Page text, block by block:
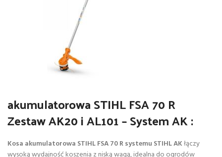
akumulatorowa STIHL FSA 70 R
Zestaw AK20 i AL101 – System AK :
Kosa akumulatorowa STIHL FSA 70 R systemu STIHL AKłączy